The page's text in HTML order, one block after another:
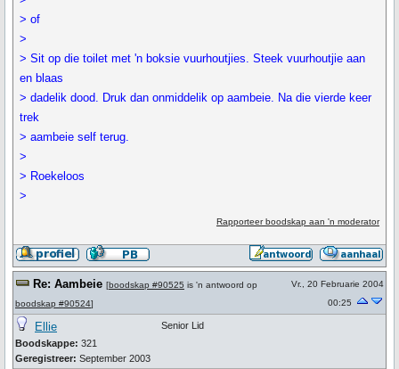
> of
>
> Sit op die toilet met 'n boksie vuurhoutjies. Steek vuurhoutjie aan
en blaas
> dadelik dood. Druk dan onmiddelik op aambeie. Na die vierde keer
trek
> aambeie self terug.
>
> Roekeloos
>
Rapporteer boodskap aan 'n moderator
Re: Aambeie [boodskap #90525 is 'n antwoord op
boodskap #90524]
Vr., 20 Februarie 2004
00:25
Ellie
Boodskappe: 321
Geregistreer: September 2003
Senior Lid